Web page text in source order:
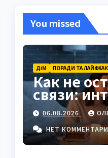
You missed
ДІМ ПОРАДИ ТА
Как не
связи:
время
света
06.08.2026
НЕТ